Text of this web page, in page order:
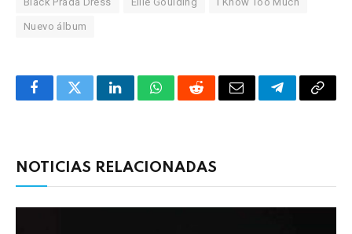
Nuevo álbum
FacebookTwitterLinkedInWhatsAppRedditCorreoTelegrama
NOTICIAS RELACIONADAS